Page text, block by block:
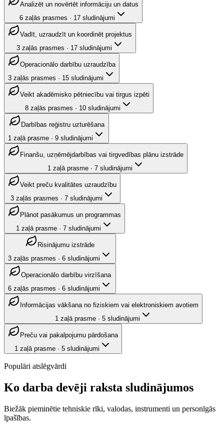
Analizēt un novērtēt informāciju un datus
6 zaļās prasmes · 17 sludinājumi
Vadīt, uzraudzīt un koordinēt projektus
3 zaļās prasmes · 17 sludinājumi
Operacionālo darbību uzraudzība
3 zaļās prasmes · 15 sludinājumi
Veikt akadēmisko pētniecību vai tirgus izpēti
8 zaļās prasmes · 10 sludinājumi
Darbības reģistru uzturēšana
1 zaļā prasme · 9 sludinājumi
Finanšu, uzņēmējdarbības vai tirgvedības plānu izstrāde
1 zaļā prasme· 7 sludinājumi
Veikt preču kvalitātes uzraudzību
3 zaļās prasmes · 7 sludinājumi
Plānot pasākumus un programmas
1 zaļā prasme · 7 sludinājumi
Risinājumu izstrāde
3 zaļās prasmes · 6 sludinājumi
Operacionālo darbību virzīšana
6 zaļās prasmes · 6 sludinājumi
Informācijas vākšana no fiziskiem vai elektroniskiem avotiem
1 zaļā prasme· 5 sludinājumi
Preču vai pakalpojumu pārdošana
1 zaļā prasme · 5 sludinājumi
Populāri atslēgvārdi
Ko darba devēji raksta sludinājumos
Biežāk pieminētie tehniskie rīki, valodas, instrumenti un personīgās
īpašības.